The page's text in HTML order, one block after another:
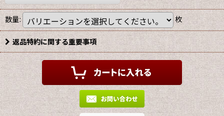
数量: 枚
返品特約に関する重要事項